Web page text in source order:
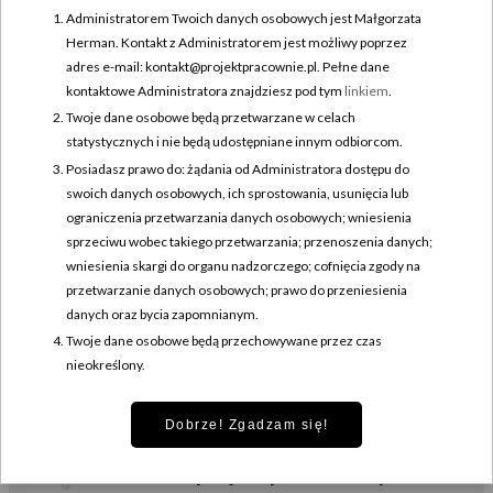
powstają w technice sgraffito – wywodzącej się ze starożytności
metodzie ręcznego wydrapywania wzorów na powierzchni ceramiki.
Dzięki temu każda praca zyskuje indywidualny i niepowtarzalny
charakter. Z Gabi spotykamy się w piękny słoneczny dzień na
warszawskim Mokotowie. Nasze ścieżki...
CZYTAJ DALEJ
NAPISZ DO NAS
artystę, który podzieli się z nami swoim doświadczeniem, pasją?
Napisz do nas!
Administratorem Twoich danych osobowych jest Małgorzata
Herman. Kontakt z Administratorem jest możliwy poprzez
adres e-mail: kontakt@projektpracownie.pl. Pełne dane
kontaktowe Administratora znajdziesz pod tym linkiem
Twoje dane osobowe będą przetwarzane w celach
statystycznych i nie będą udostępniane innym odbiorcom.
Posiadasz prawo do: żądania od Administratora dostępu do
swoich danych osobowych, ich sprostowania, usunięcia lub
ograniczenia przetwarzania danych osobowych; wniesienia
sprzeciwu wobec takiego przetwarzania; przenoszenia danych;
wniesienia skargi do organu nadzorczego; cofnięcia zgody na
przetwarzanie danych osobowych; prawo do przeniesienia
danych oraz bycia zapomnianym.
Twoje dane osobowe będą przechowywane przez czas
nieokreślony.
Dobrze! Zgadzam się!